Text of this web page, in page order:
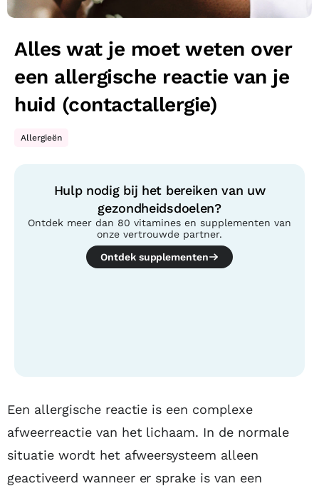
Alles wat je moet weten over
een allergische reactie van je
huid (contactallergie)
Allergieën
Hulp nodig bij het bereiken van uw
gezondheidsdoelen?
Ontdek meer dan 80 vitamines en supplementen van
onze vertrouwde partner.
Ontdek supplementen
Inhoudsopgave
Een allergische reactie is een complexe
afweerreactie van het lichaam. In de normale
situatie wordt het afweersysteem alleen
geactiveerd wanneer er sprake is van een